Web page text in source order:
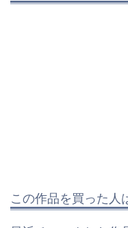
この作品を買った人